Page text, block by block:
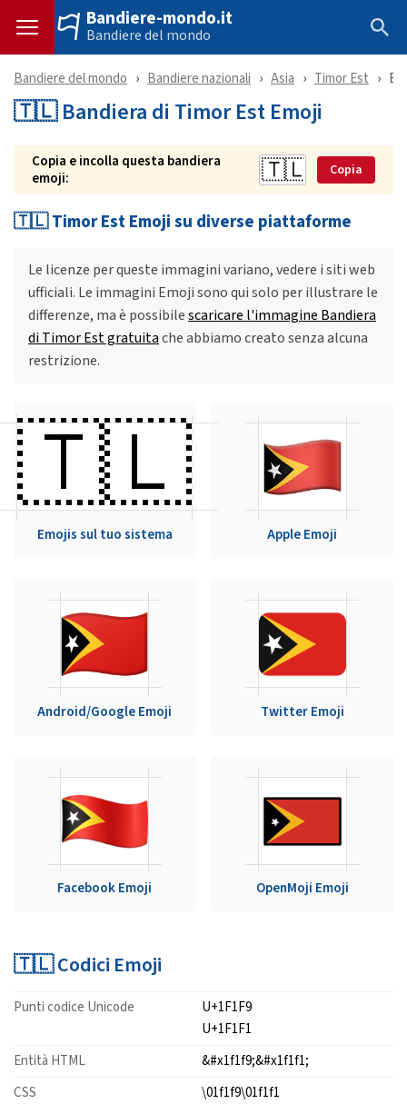
Bandiere-mondo.it
Bandiere del mondo
Bandiere del mondo Bandiere nazionali Asia Timor Est
🇹🇱 Bandiera di Timor Est Emoji
Copia e incolla questa bandiera
emoji:
Copia
🇹🇱 Timor Est Emoji su diverse piattaforme
Le licenze per queste immagini variano, vedere i siti web
ufficiali. Le immagini Emoji sono qui solo per illustrare le
differenze, ma è possibilescaricare l'immagine Bandiera
di Timor Est gratuitache abbiamo creato senza alcuna
restrizione.
🇹🇱
Emojis sul tuo sistema Apple Emoji
Android/Google Emoji Twitter Emoji
Facebook Emoji OpenMoji Emoji
🇹🇱 Codici Emoji
Punti codice Unicode
U+1F1F9
U+1F1F1
Entità HTML
&#x1f1f9;&#x1f1f1;
CSS
\01f1f9\01f1f1